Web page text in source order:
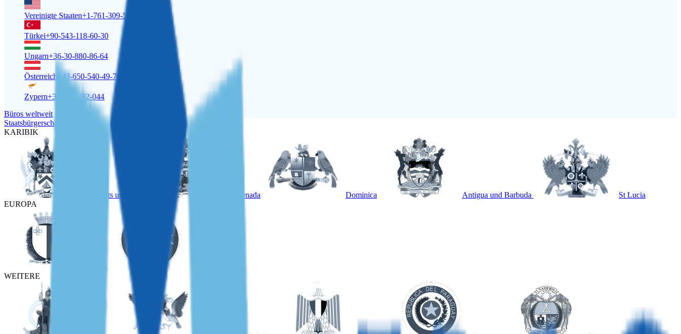
Vereinigte Staaten+1-761-309-5158
Türkei+90-543-118-60-30
Ungarn+36-30-880-86-64
Österreich +43-650-540-49-79
Zypern+357-22-232-044
Büros weltweit
Staatsbürgerschaft
KARIBIK
St Kitts und Nevis Grenada Dominica Antigua und Barbuda
St Lucia
EUROPA
Malta
WEITERE